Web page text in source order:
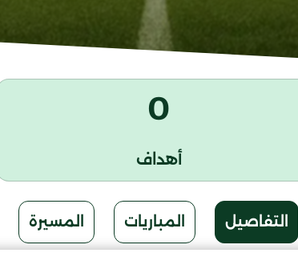
0
أهداف
التفاصيل المباريات المسيرة